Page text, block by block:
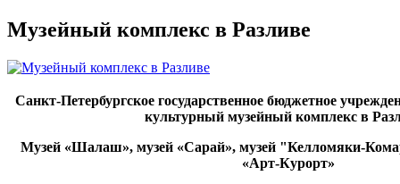
Музейный комплекс в Разливе
Санкт-Петербургское государственное бюджетное
культурный музейный комплекс в
Музей «Шалаш», музей «Сарай», музей "Келломяки-
«Арт-Курорт»